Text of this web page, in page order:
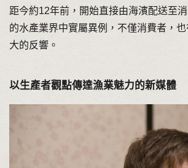
距今約12年前，開始直接由海濱配送至
的水產業界中實屬異例，不僅消費者，
大的反響。
以生產者觀點傳達漁業魅力的新媒體